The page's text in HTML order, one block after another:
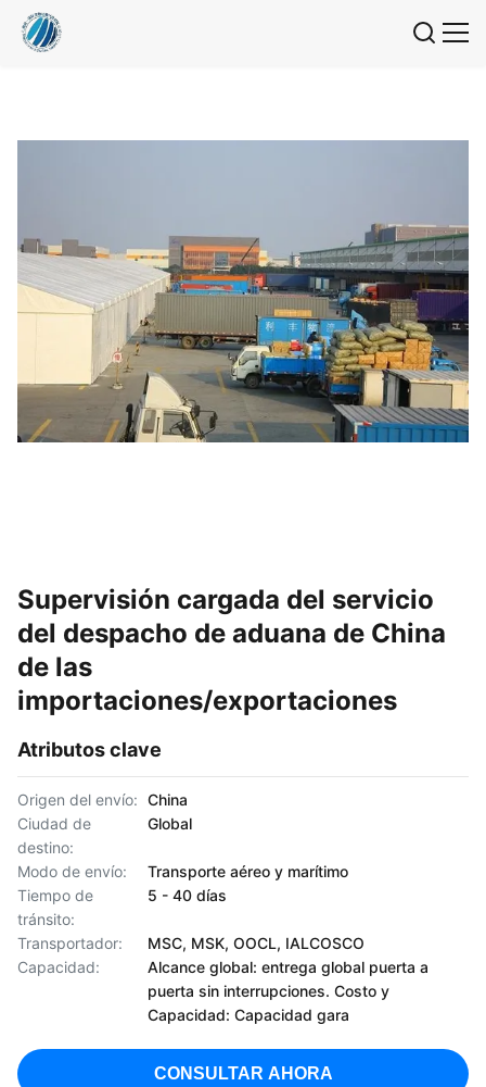
Supervisión cargada del servicio
del despacho de aduana de China
de las
importaciones/exportaciones
Atributos clave
Origen del envío: China
Ciudad de
destino:
Global
Modo de envío:
Transporte aéreo y marítimo
Tiempo de
tránsito:
5 - 40 días
Transportador:
MSC, MSK, OOCL, IALCOSCO
Capacidad:
Alcance global: entrega global puerta a
puerta sin interrupciones. Costo y
Capacidad: Capacidad gara
CONSULTAR AHORA